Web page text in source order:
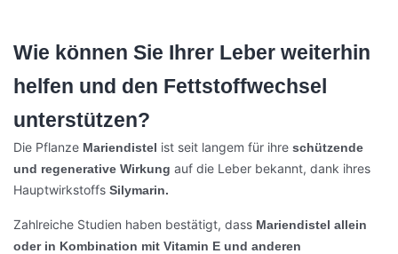
Wie können Sie Ihrer Leber weiterhin
helfen und den Fettstoffwechsel
unterstützen?
Die Pflanze Mariendistel ist seit langem für ihre schützende
und regenerative Wirkung auf die Leber bekannt, dank ihres
Hauptwirkstoffs Silymarin.
Zahlreiche Studien haben bestätigt, dass Mariendistel allein
oder in Kombination mit Vitamin E und anderen